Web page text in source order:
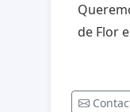
de Flor